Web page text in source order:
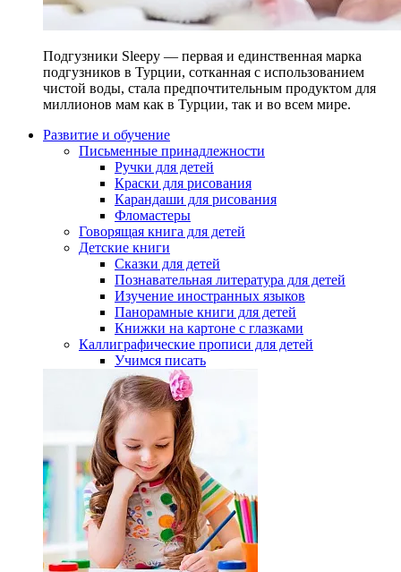
Подгузники Sleepy — первая и единственная марка
подгузников в Турции, сотканная с использованием
чистой воды, стала предпочтительным продуктом для
миллионов мам как в Турции, так и во всем мире.
Развитие и обучение
Письменные принадлежности
Ручки для детей
Краски для рисования
Карандаши для рисования
Фломастеры
Говорящая книга для детей
Детские книги
Сказки для детей
Познавательная литература для детей
Изучение иностранных языков
Панорамные книги для детей
Книжки на картоне с глазками
Каллиграфические прописи для детей
Учимся писать